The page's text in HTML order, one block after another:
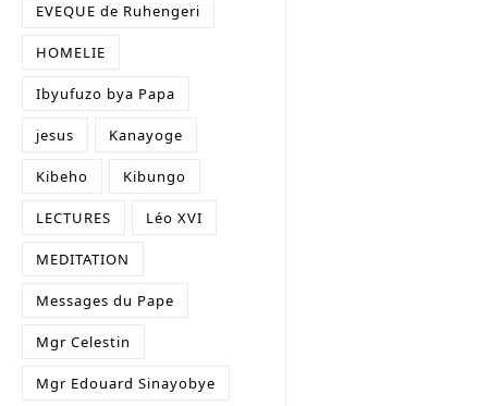
EVEQUE de Ruhengeri
HOMELIE
Ibyufuzo bya Papa
jesus Kanayoge
Kibeho Kibungo
LECTURES Léo XVI
MEDITATION
Messages du Pape
Mgr Celestin
Mgr Edouard Sinayobye